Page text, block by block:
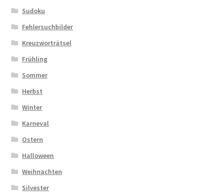
Sudoku
Fehlersuchbilder
Kreuzworträtsel
Frühling
Sommer
Herbst
Winter
Karneval
Ostern
Halloween
Weihnachten
Silvester